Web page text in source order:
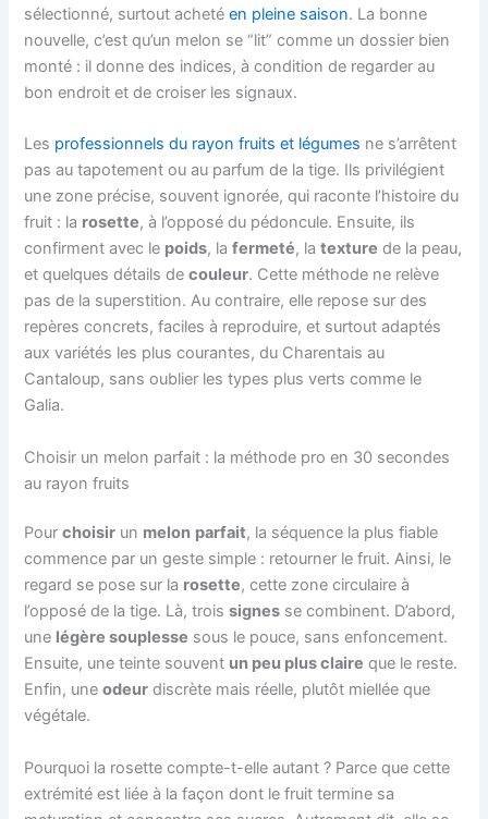
sélectionné, surtout achetéen pleine saison. La bonne
nouvelle, c’est qu’un melon se “lit” comme un dossier bien
monté : il donne des indices, à condition de regarder au
bon endroit et de croiser les signaux.
Les professionnels du rayon fruits et légumes ne s’arrêtent
pas au tapotement ou au parfum de la tige. Ils privilégient
une zone précise, souvent ignorée, qui raconte l’histoire du
fruit : la rosette, à l’opposé du pédoncule. Ensuite, ils
confirment avec le poids, lafermeté, latexture de la peau,
et quelques détails decouleur. Cette méthode ne relève
pas de la superstition. Au contraire, elle repose sur des
repères concrets, faciles à reproduire, et surtout adaptés
aux variétés les plus courantes, du Charentais au
Cantaloup, sans oublier les types plus verts comme le
Galia.
Choisir un melon parfait : la méthode pro en 30 secondes
au rayon fruits
Pourchoisir un melon parfait, la séquence la plus fiable
commence par un geste simple : retourner le fruit. Ainsi, le
regard se pose sur la rosette, cette zone circulaire à
l’opposé de la tige. Là, troissignes se combinent. D’abord,
une légère souplesse sous le pouce, sans enfoncement.
Ensuite, une teinte souvent un peu plus claire que le reste.
Enfin, uneodeur discrète mais réelle, plutôt miellée que
végétale.
Pourquoi la rosette compte-t-elle autant ? Parce que cette
extrémité est liée à la façon dont le fruit termine sa